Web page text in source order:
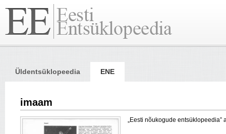
Üldentsüklopeedia ENE
imaam
„Eesti nõukogude